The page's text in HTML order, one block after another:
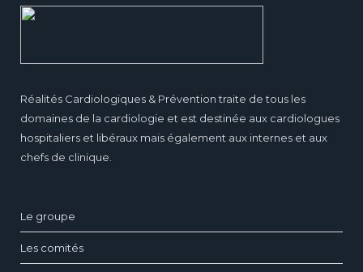
Réalités Cardiologiques & Prévention traite de tous les
domaines de la cardiologie et est destinée aux cardiologues
hospitaliers et libéraux mais également aux internes et aux
chefs de clinique.
Le groupe
Les comités